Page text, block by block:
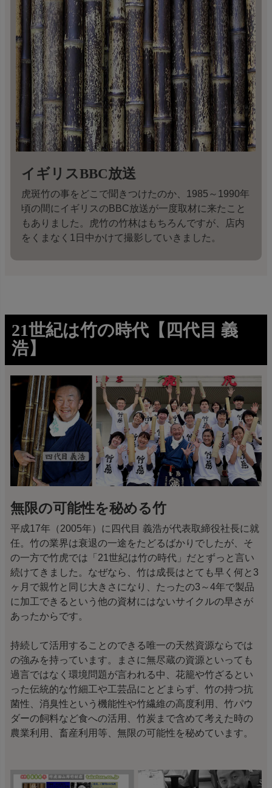
イギリスBBC放送
虎斑竹の事をどこで聞きつけたのか、1985～1990年
頃の間にイギリスのBBC放送が一度取材に来たこと
もありました。虎竹の竹林はもちろんですが、店内
をくまなく1日中かけて撮影していきました。
21世紀は竹の時代【四代目 義
浩】
無限の可能性を秘める竹
平成17年（2005年）に四代目 義浩が代表取締役社長に就
任。竹の業界は衰退の一途をたどるばかりでしたが、そ
の一方で竹虎では「21世紀は竹の時代」だとずっと言い
続けてきました。なぜなら、竹は成長はとても早く何と3
ヶ月で親竹と同じ大きさになり、たったの3～4年で製品
に加工できるという他の資材にはないサイクルの早さが
あったからです。
持続して活用することのできる唯一の天然資源ならでは
の強みを持っています。まさに無尽蔵の資源といっても
過言ではなく環境問題が言われる中、花籠や竹ざるとい
った伝統的な竹細工や工芸品にとどまらず、竹の持つ抗
菌性、消臭性という機能性や竹繊維の高度利用、竹パウ
ダーの飼料など食への活用、竹炭まで含めて考えた時の
農業利用、畜産利用等、無限の可能性を秘めています。